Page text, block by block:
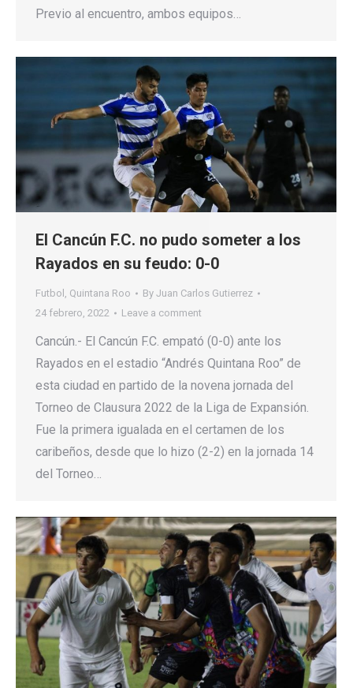
Previo al encuentro, ambos equipos…
El Cancún F.C. no pudo someter a los
Rayados en su feudo: 0-0
Futbol , Quintana Roo By Juan Carlos Gutierrez
24 febrero, 2022
Leave a comment
Cancún.- El Cancún F.C. empató (0-0) ante los
Rayados en el estadio “Andrés Quintana Roo” de
esta ciudad en partido de la novena jornada del
Torneo de Clausura 2022 de la Liga de Expansión.
Fue la primera igualada en el certamen de los
caribeños, desde que lo hizo (2-2) en la jornada 14
del Torneo…